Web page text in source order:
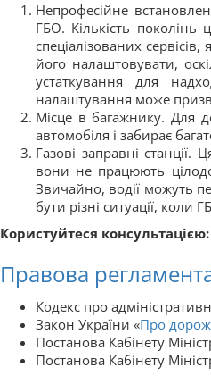
Непрофесійне
ГБО. Кількість
спеціалізованих
його налаштовувати,
устаткування для
налаштування може
Місце в багажнику. Для
автомобіля і забирає
Газові заправні станції.
вони не працюють
Звичайно, водії можуть
бути різні ситуації, коли
Користуйтеся консультацією:
Правова
Кодекс про
Закон України «Про
Постанова Кабінету
Постанова Кабінету